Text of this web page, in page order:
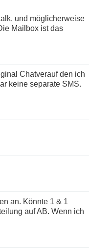
Mailbox ist das
keine separate SMS.
auf AB. Wenn ich